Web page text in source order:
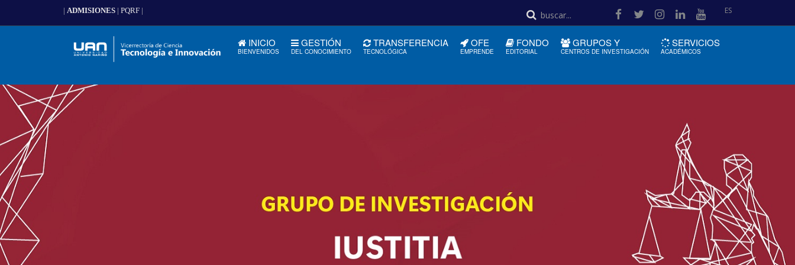
| ADMISIONES | PQRF | ES
INICIO
BIENVENIDOS
GESTIÓN
DEL CONOCIMIENTO
TRANSFERENCIA
TECNOLÓGICA
OFE
EMPRENDE
FONDO
EDITORIAL
GRUPOS Y
CENTROS DE INVESTIGACIÓN
SERVICIOS
ACADÉMICOS